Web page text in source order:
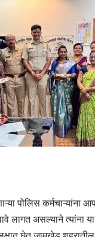
पोलिस कर्मचाऱ्यांना
लागत असल्याने त्यांना